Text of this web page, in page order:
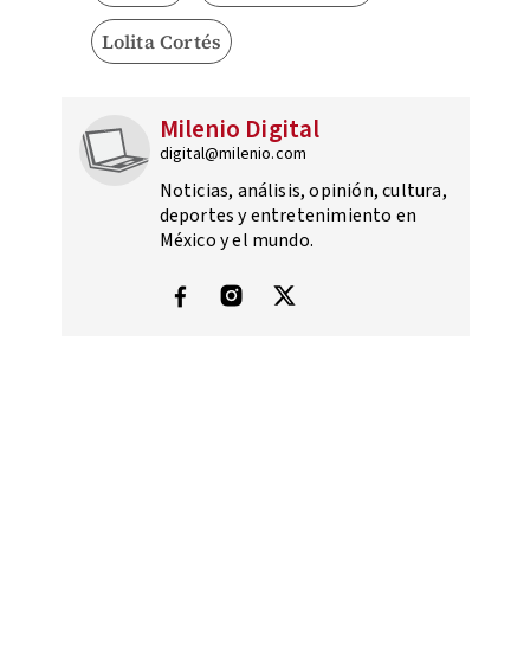
Lolita Cortés
Milenio Digital
digital@milenio.com
Noticias, análisis, opinión, cultura,
deportes y entretenimiento en
México y el mundo.